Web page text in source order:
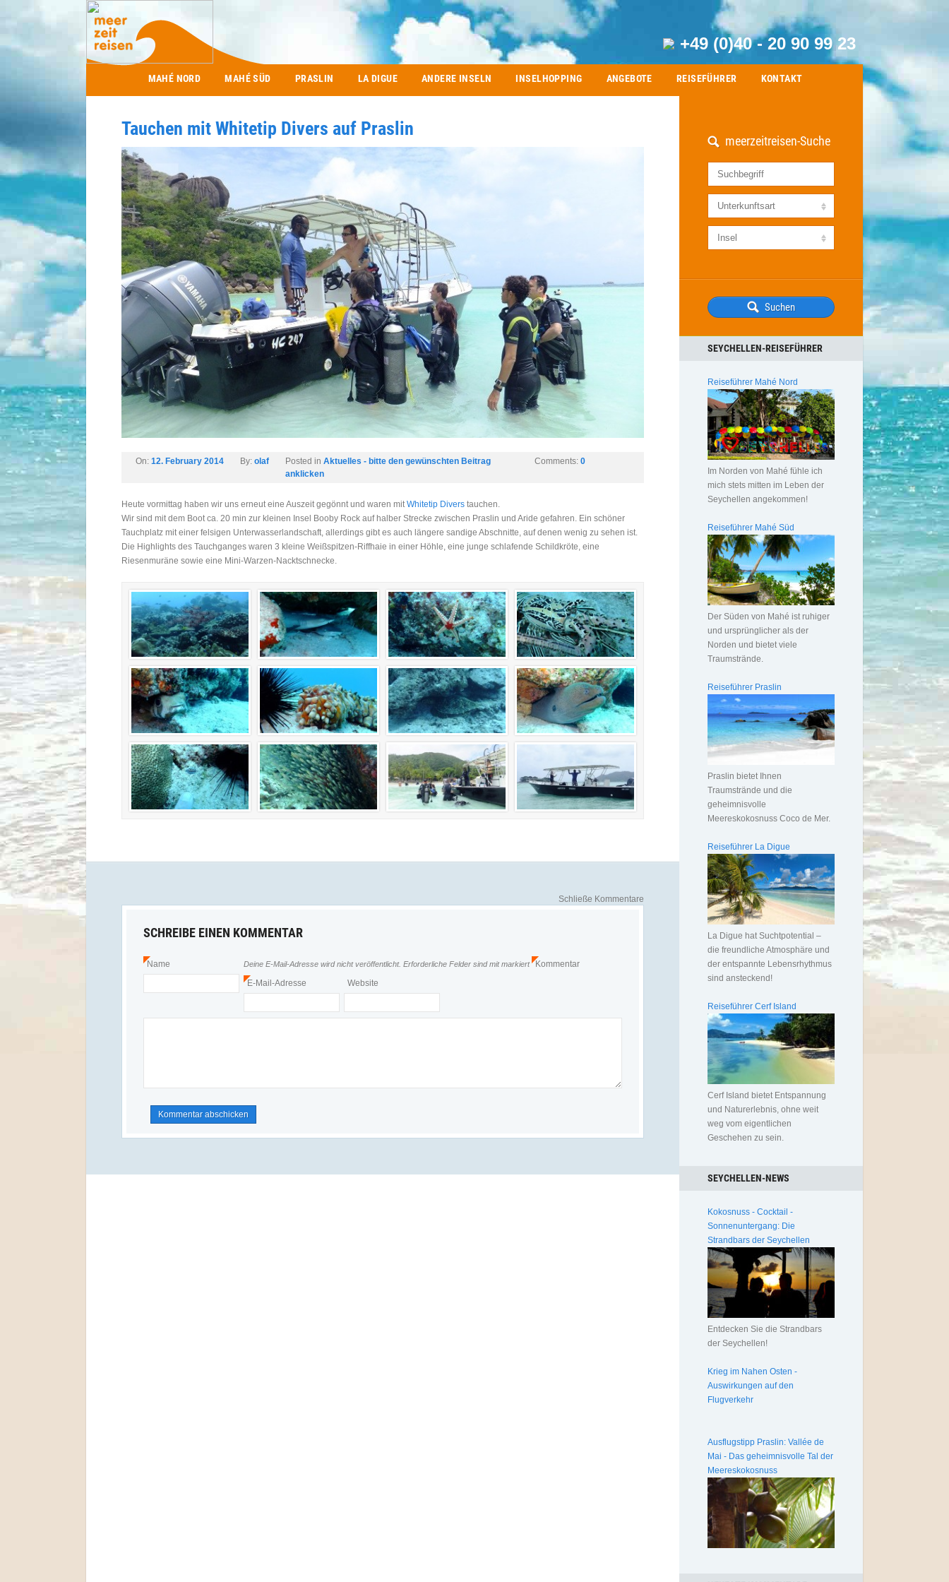
+49 (0)40 - 20 90 99 23
MAHÉ NORD MAHÉ SÜD PRASLIN LA DIGUE ANDERE INSELN INSELHOPPING ANGEBOTE REISEFÜHRER KONTAKT
Tauchen mit Whitetip Divers auf Praslin
On: 12. February 2014 By: olaf Posted in Aktuelles - bitte den gewünschten Beitrag
anklicken
Comments: 0
Heute vormittag haben wir uns erneut eine Auszeit gegönnt und waren mit Whitetip Divers tauchen.
Wir sind mit dem Boot ca. 20 min zur kleinen Insel Booby Rock auf halber Strecke zwischen Praslin und Aride gefahren. Ein schöner
Tauchplatz mit einer felsigen Unterwasserlandschaft, allerdings gibt es auch längere sandige Abschnitte, auf denen wenig zu sehen ist.
Die Highlights des Tauchganges waren 3 kleine Weißspitzen-Riffhaie in einer Höhle, eine junge schlafende Schildkröte, eine
Riesenmuräne sowie eine Mini-Warzen-Nacktschnecke.
Schließe Kommentare
SCHREIBE EINEN KOMMENTAR
Deine E-Mail-Adresse wird nicht veröffentlicht. Erforderliche Felder sind mitmarkiert
Name
*
E-Mail-Adresse
*
Website
Kommentar
meerzeitreisen-Suche
SEYCHELLEN-REISEFÜHRER
Reiseführer Mahé Nord
Im Norden von Mahé fühle ich
mich stets mitten im Leben der
Seychellen angekommen!
Reiseführer Mahé Süd
Der Süden von Mahé ist ruhiger
und ursprünglicher als der
Norden und bietet viele
Traumstrände.
Reiseführer Praslin
Praslin bietet Ihnen
Traumstrände und die
geheimnisvolle
Meereskokosnuss Coco de Mer.
Reiseführer La Digue
La Digue hat Suchtpotential –
die freundliche Atmosphäre und
der entspannte Lebensrhythmus
sind ansteckend!
Reiseführer Cerf Island
Cerf Island bietet Entspannung
und Naturerlebnis, ohne weit
weg vom eigentlichen
Geschehen zu sein.
SEYCHELLEN-NEWS
Kokosnuss - Cocktail -
Sonnenuntergang: Die
Strandbars der Seychellen
Entdecken Sie die Strandbars
der Seychellen!
Krieg im Nahen Osten -
Auswirkungen auf den
Flugverkehr
Ausflugstipp Praslin: Vallée de
Mai - Das geheimnisvolle Tal der
Meereskokosnuss